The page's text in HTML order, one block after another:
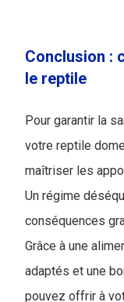
Conclusion :
le reptile
Pour garantir la
votre reptile
maîtriser les
Un régime
conséquences
Grâce à une
adaptés et une
pouvez offrir à